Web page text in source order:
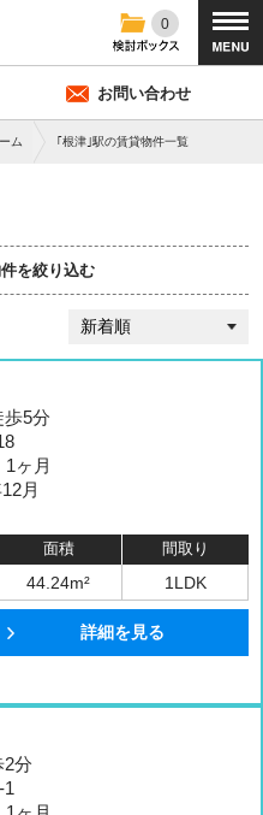
0
お問い合わせ
ム ｢根津｣駅の賃貸物件一覧
を絞り込む
歩5分
ヶ月
月
面積 間取り
44.24m² 1LDK
詳細を見る
2分
1